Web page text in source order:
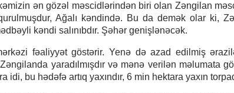
ən gözəl məscidlərindən biri olan Zəngilan
Ağalı kəndində. Bu da demək olar ki,
kəndi salınıbdır. Şəhər genişlənəcək.
fəaliyyət göstərir. Yenə də azad edilmiş
yaradılmışdır və mənə verilən məlumata
bu hədəfə artıq yaxındır, 6 min hektara yaxın